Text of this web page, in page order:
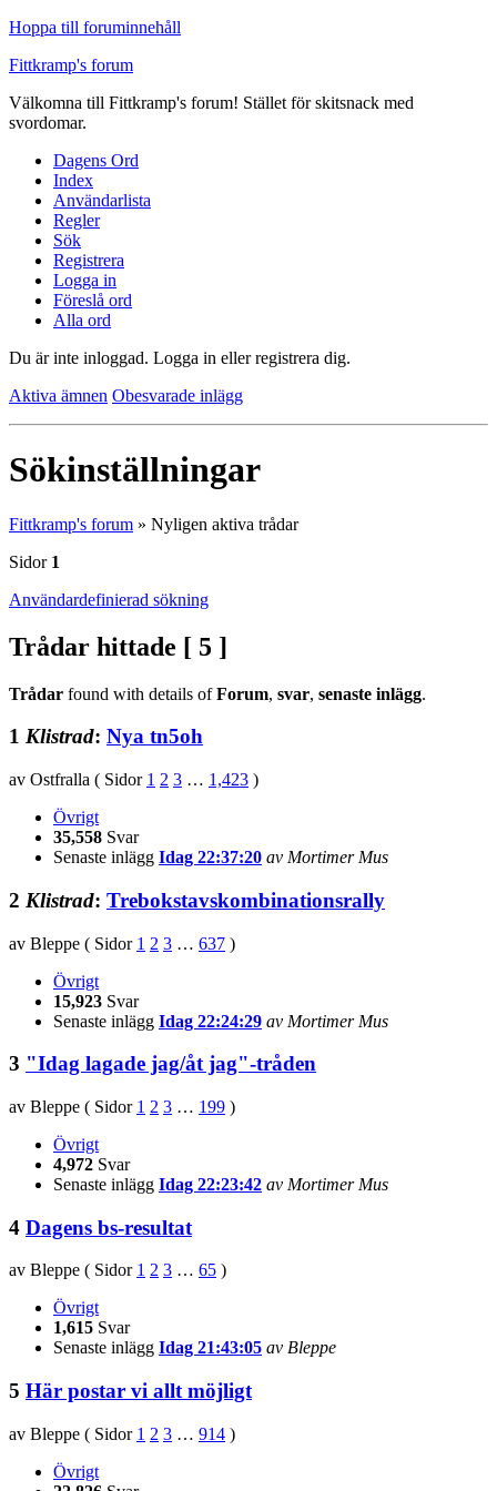
Hoppa till foruminnehåll
Fittkramp's forum
Välkomna till Fittkramp's forum! Stället för skitsnack med
svordomar.
Dagens Ord
Index
Användarlista
Regler
Sök
Registrera
Logga in
Föreslå ord
Alla ord
Du är inte inloggad. Logga in eller registrera dig.
Aktiva ämnen Obesvarade inlägg
Sökinställningar
Fittkramp's forum » Nyligen aktiva trådar
Sidor 1
Användardefinierad sökning
Trådar hittade [ 5 ]
Trådar found with details ofForum, svar, senaste inlägg.
1 Klistrad: Nya tn5oh
av Ostfralla ( Sidor 1 2 3 … 1,423 )
Övrigt
35,558 Svar
Senaste inlägg Idag 22:37:20 av Mortimer Mus
2 Klistrad: Trebokstavskombinationsrally
av Bleppe ( Sidor 1 2 3 … 637 )
Övrigt
15,923 Svar
Senaste inlägg Idag 22:24:29 av Mortimer Mus
3 "Idag lagade jag/åt jag"-tråden
av Bleppe ( Sidor 1 2 3 … 199 )
Övrigt
4,972 Svar
Senaste inlägg Idag 22:23:42 av Mortimer Mus
4 Dagens bs-resultat
av Bleppe ( Sidor 1 2 3 … 65 )
Övrigt
1,615 Svar
Senaste inlägg Idag 21:43:05 av Bleppe
5 Här postar vi allt möjligt
av Bleppe ( Sidor 1 2 3 … 914 )
Övrigt